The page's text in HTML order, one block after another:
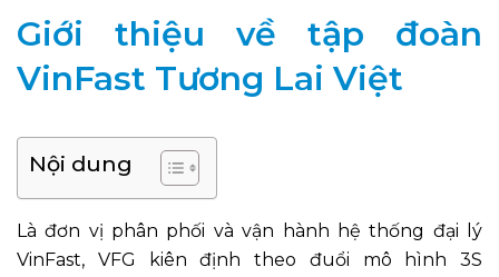
Giới thiệu về tập đoàn
VinFast Tương Lai Việt
Nội dung
Là đơn vị phân phối và vận hành hệ thống đại lý
VinFast, VFG kiên định theo đuổi mô hình 3S